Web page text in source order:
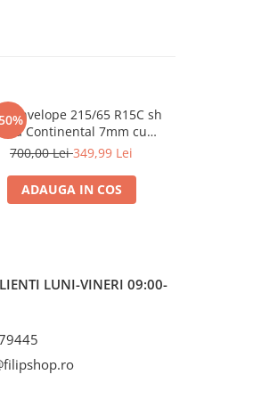
anvelope 215/65 R15C sh
Continental 7mm cu
garantie
700,00 Lei349,99 Lei
ADAUGA IN COS
LUNI-VINERI 09:00-